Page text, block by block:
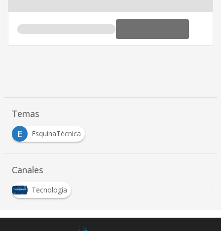
Temas
E
EsquinaTécnica
Canales
Tecnología